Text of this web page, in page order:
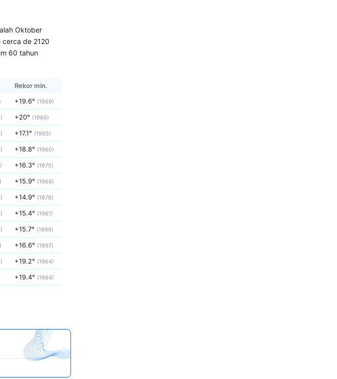
Oktober
cerca de 2120
60 tahun
Rekor min.
+19.6° (1969)
+20° (1966)
+17.1° (1965)
+18.8° (1960)
+16.3° (1975)
+15.9° (1966)
+14.9° (1976)
+15.4° (1961)
+15.7° (1999)
+16.6° (1997)
+19.2° (1964)
+19.4° (1984)